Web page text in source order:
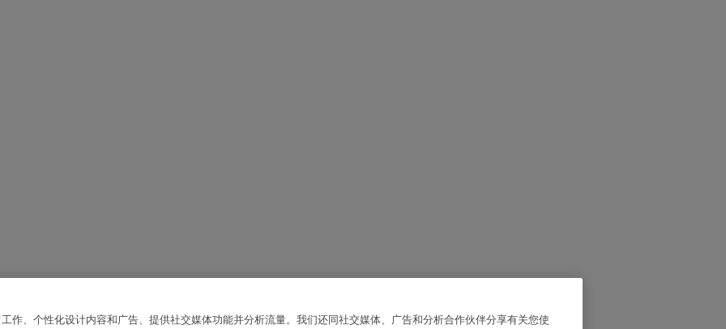
作、个性化设计内容和广告、提供社交媒体功能并分析流量。我们还同社交媒体、广告和分析合作伙伴分享有关您使